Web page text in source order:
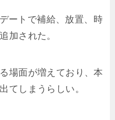
ートで補給、放置、時
加された。
場面が増えており、本
てしまうらしい。